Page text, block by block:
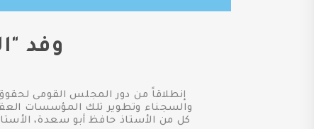
وفد
إنطلاقاً من دور المجلس القومى
كل من الأستاذ حافظ أبو سعدة،